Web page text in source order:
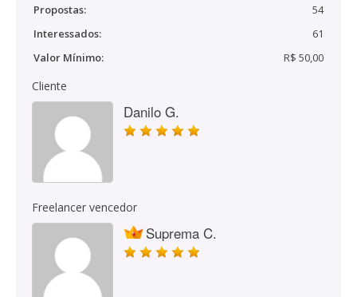
Propostas:
54
Interessados:
61
Valor Mínimo:
R$ 50,00
Cliente
Danilo G.
Freelancer vencedor
Suprema C.